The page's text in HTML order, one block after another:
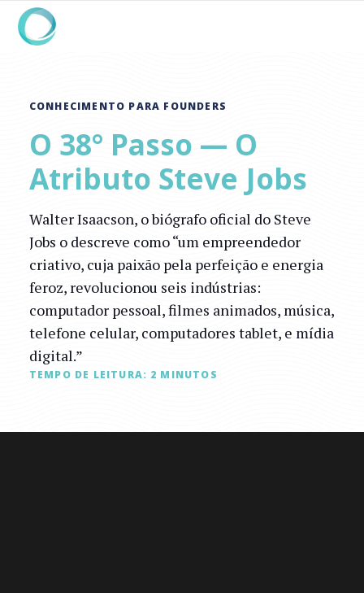
CONHECIMENTO PARA FOUNDERS
O 38° Passo — O
Atributo Steve Jobs
Walter Isaacson, o biógrafo oficial do Steve
Jobs o descreve como “um empreendedor
criativo, cuja paixão pela perfeição e energia
feroz, revolucionou seis indústrias:
computador pessoal, filmes animados, música,
telefone celular, computadores tablet, e mídia
digital.”
TEMPO DE LEITURA: 2 MINUTOS